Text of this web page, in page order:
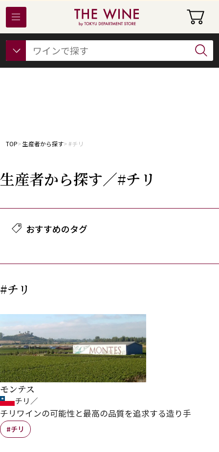
東急百貨店オンラインストアについて
フード ビューティー ギフト&ライフスタイル
TOP 生産者から探す #チリ
生産者から探す／#チリ
おすすめのタグ
#チリ
モンテス
チリ／
チリワインの可能性と最高の品質を追求する造り手
#チリ